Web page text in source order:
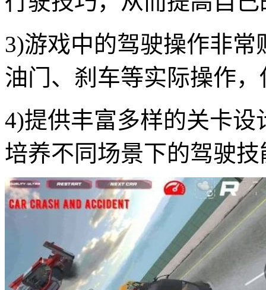
3)游戏中的驾驶操作非
油门、刹车等实际操作
4)提供丰富多样的关卡
培养不同场景下的驾驶技